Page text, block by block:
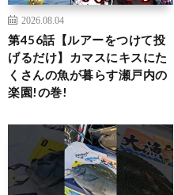
2026.08.04
第456話【ルアーをつけて投
げるだけ】カマスにキスにた
くさんの魚が暮らす瀬戸内の
楽園!の巻!